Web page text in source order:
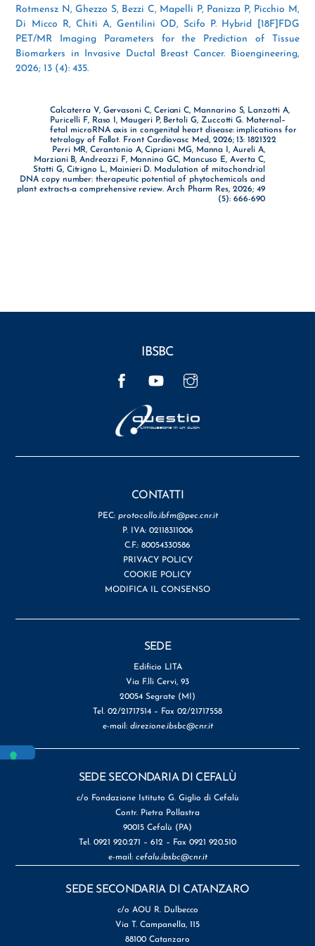
Rotmensz N, Ghezzo S, Bezzi C, Mapelli P, Panizza P, Picchio M,
Di Micco R, Chiti A, Gentilini OD, Scifo P. Hybrid [18F]FDG
PET/MR Imaging Parameters for the Prediction of Tissue
Biomarkers in Invasive Ductal Breast Cancer. Bioengineering,
2026; 13 (4): 435.
Calcaterra V, Gervasoni C, Ceriani C, Mannarino S, Lanzotti A,
Puricelli F, Raso I, Maugeri P, Bertoli G, Zuccotti G. Maternal–
fetal microRNA axis in congenital heart disease: implications for
tetralogy of Fallot. Front Cardiovasc Med, 2026; 13: 1821322
Perri MR, Cerantonio A, Cipriani MG, Manna I, Aureli A,
Marziani B, Andreozzi F, Mannino GC, Mancuso E, Averta C,
Statti G, Citrigno L, Mainieri D. Modulation of mitochondrial
DNA copy number: therapeutic potential of phytochemicals and
plant extracts-a comprehensive review. Arch Pharm Res, 2026; 49
(5): 666-690
IBSBC
CONTATTI
PEC: protocollo.ibfm@pec.cnr.it
P. IVA: 02118311006
C.F.: 80054330586
PRIVACY POLICY
COOKIE POLICY
MODIFICA IL CONSENSO
SEDE
Edificio LITA
Via F.lli Cervi, 93
20054 Segrate (MI)
Tel. 02/21717514 – Fax 02/21717558
e-mail: direzione.ibsbc@cnr.it
SEDE SECONDARIA DI CEFALÙ
c/o Fondazione Istituto G. Giglio di Cefalù
Contr. Pietra Pollastra
90015 Cefalù (PA)
Tel. 0921 920.271 – 612 – Fax 0921 920.510
e-mail: cefalu.ibsbc@cnr.it
SEDE SECONDARIA DI CATANZARO
c/o AOU R. Dulbecco
Via T. Campanella, 115
88100 Catanzaro